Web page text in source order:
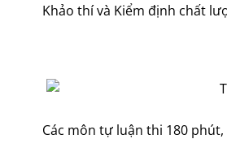
Khảo thí và Kiểm định chất
Các môn tự luận thi 180